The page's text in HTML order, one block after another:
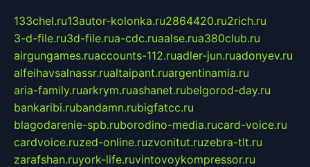
133chel.ru13autor-kolonka.ru2864420.ru2rich.ru
3-d-file.ru3d-file.rua-cdc.ruaalse.rua380club.ru
airgungames.ruaccounts-112.ruadler-jun.ruadonyev.ru
alfeihavsalnassr.rualtaipant.ruargentinamia.ru
aria-family.ruarkrym.ruashanet.rubelgorod-day.ru
bankaribi.rubandamn.rubigfatcc.ru
blagodarenie-spb.ruborodino-media.rucard-voice.ru
cardvoice.ruzed-online.ruzvonitut.ruzebra-tlt.ru
zarafshan.ruyork-life.ruvintovoykompressor.ru